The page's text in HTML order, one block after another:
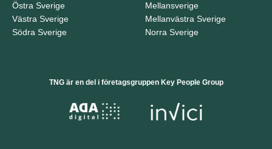
Östra Sverige
Västra Sverige
Södra Sverige
Mellansverige
Mellanvästra Sverige
Norra Sverige
TNG är en del i företagsgruppen Key People Group